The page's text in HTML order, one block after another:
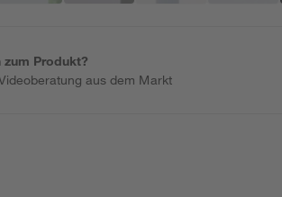
zum Produkt?
Videoberatung aus dem Markt